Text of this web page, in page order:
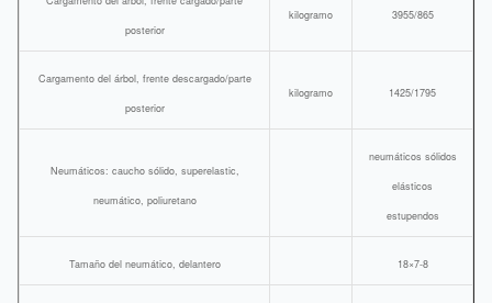
posterior
kilogramo 3955/865
Cargamento del árbol, frente descargado/parte
posterior
kilogramo 1425/1795
Neumáticos: caucho sólido, superelastic,
neumático, poliuretano
neumáticos sólidos
elásticos
estupendos
Tamaño del neumático, delantero 18×7-8